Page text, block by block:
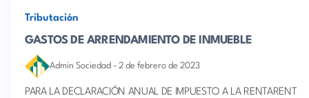
Tributación
GASTOS DE ARRENDAMIENTO DE INMUEBLE
Admin Sociedad - 2 de febrero de 2023
PARA LA DECLARACIÓN ANUAL DE IMPUESTO A LA RENTARENT